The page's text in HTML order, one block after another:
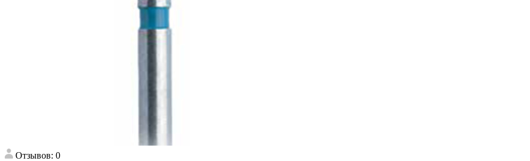
Отзывов: 0